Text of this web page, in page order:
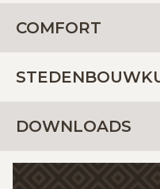
COMFORT
DOWNLOADS